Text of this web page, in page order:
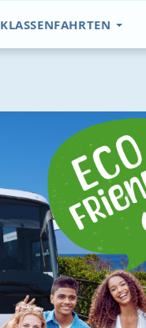
KLASSENFAHRTEN